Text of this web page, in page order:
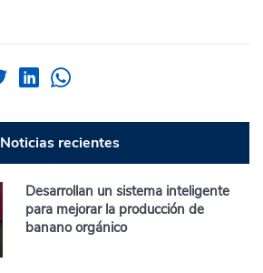
Noticias recientes
Desarrollan un sistema inteligente
para mejorar la producción de
banano orgánico